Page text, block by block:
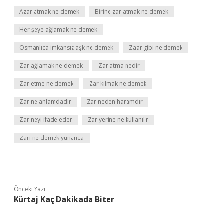
Azar atmak ne demek Birine zar atmak ne demek
Her şeye ağlamak ne demek
Osmanlıca imkansız aşk ne demek Zaar gibi ne demek
Zar ağlamak ne demek Zar atma nedir
Zar etme ne demek Zar kılmak ne demek
Zar ne anlamdadır Zar neden haramdır
Zar neyi ifade eder Zar yerine ne kullanılır
Zari ne demek yunanca
Önceki Yazı
Kürtaj Kaç Dakikada Biter